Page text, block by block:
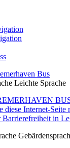
Leichte Sprache
diese Internet-Seite
in